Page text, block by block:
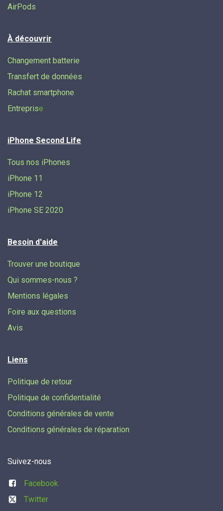
AirPods
À découvrir
Changement batterie
Transfert de données​
Rachat smartphone
Entreprise
iPhone Second Life
Tous nos iPhones
iPhone 11
iPhone 12
iPhone SE 2020
Besoin d'aide
Trouver une boutique
Qui sommes-nous ?
Mentions légales
Foire aux questions
Avis
Liens
Politique de retour
Politique de confidentialité
Conditions générales de vente
Conditions générales de réparation
Suivez-nous
Facebook
Twitter